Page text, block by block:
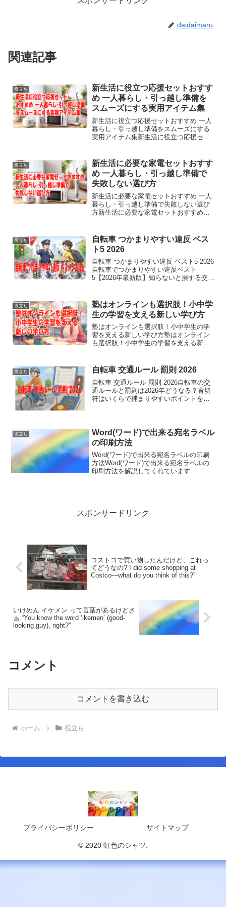
daidaimaru
関連記事
役立ち
新生活に役立つ応援セットおすす
め 一人暮らし・引っ越し準備を
スムーズにする実用アイテム集
新生活に役立つ応援セットおすすめ 一人
暮らし・引っ越し準備をスムーズにする
実用アイテム集新生活に役立つ応援セッ
を始める時期は、期待が大きい一方で、
準備することが多くて慌...
役立ち
新生活に必要な家電セットおすす
め 一人暮らし・引っ越し準備で
失敗しない選び方
新生活に必要な家電セットおすすめ 一人
暮らし・引っ越し準備で失敗しない選び
方新生活に必要な家電セットおすすめ｜
家電の優先順位を決めておくと失敗しに
くくなります。引っ越し...
役立ち
自転車 つかまりやすい違反 ベス
ト5 2026
自転車 つかまりやすい違反 ベスト5 2026
自転車でつかまりやすい違反ベスト
5【2026年最新版】知らないと損する交通
違反になる可能性があります。特に2026
年は制度...
役立ち
塾はオンラインも選択肢！小中学
生の学習を支える新しい学び方
塾はオンラインも選択肢！小中学生の学
習を支える新しい学び方塾はオンライン
も選択肢！小中学生の学習を支える新し
という選択肢も広く知られるようになっ
てきました。学校の勉強に加...
役立ち 自転車 交通ルール 罰則 2026
自転車 交通ルール 罰則 2026自転車の交
通ルールと罰則は2026年どうなる？青切
符はいくらで捕まりやすいポイントを徹
罰則を正しく...
役立ち
Word(ワード)で出来る宛名ラベル
の印刷方法
Word(ワード)で出来る宛名ラベルの印刷
方法Word(ワード)で出来る宛名ラベルの
印刷方法を解説してくれています
スポンサードリンク
コストコで買い物したんだけど、これっ
てどうなの?”I did some shopping at
Costco—what do you think of this?”
いけめん イケメン って言葉があるけどさ
ぁ “You know the word ‘ikemen’ (good-
looking guy), right?”
コメント
コメントを書き込む
ホーム 役立ち
プライバシーポリシー サイトマップ
© 2020 虹色のシャツ.